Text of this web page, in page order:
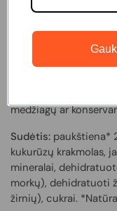
Konservai su
medžiagų ar
Sudėtis: paukštiena*
kukurūzų krakmolas,
mineralai,
morkų), dehidratuoti
žirnių), cukrai.